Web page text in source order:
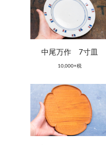
中尾万作 7寸皿
10,000+税